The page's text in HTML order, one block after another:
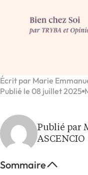
Écrit par Marie
Publié le 08 juillet 2025
Publié par
ASCENCIO
Sommaire